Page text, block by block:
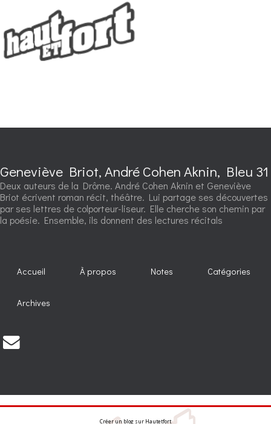
Geneviève Briot, André Cohen Aknin, Bleu 31
Deux auteurs de la Drôme. André Cohen Aknin et Geneviève
Briot écrivent roman récit, théâtre. Lui partage ses découvertes
par ses lettres de colporteur-liseur. Elle cherche son chemin par
la poésie. Ensemble, ils donnent des lectures récitals
Accueil À propos Notes Catégories
Archives
Créer un blog sur Hautetfort